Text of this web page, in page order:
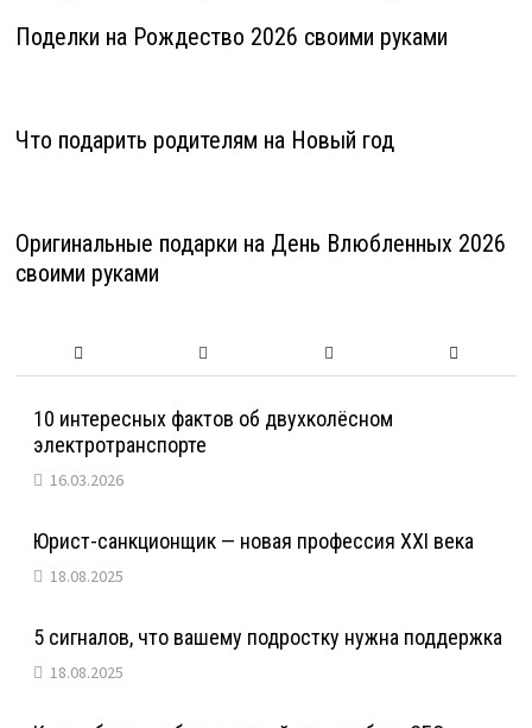
Поделки на Рождество 2026 своими руками
Что подарить родителям на Новый год
Оригинальные подарки на День Влюбленных 2026
своими руками
10 интересных фактов об двухколёсном
электротранспорте
16.03.2026
Юрист-санкционщик — новая профессия XXI века
18.08.2025
5 сигналов, что вашему подростку нужна поддержка
18.08.2025